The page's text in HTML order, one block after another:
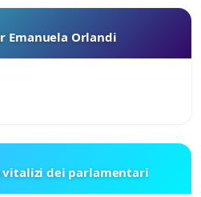
Emanuela Orlandi
Revisione istituto vitalizi dei parlamentari